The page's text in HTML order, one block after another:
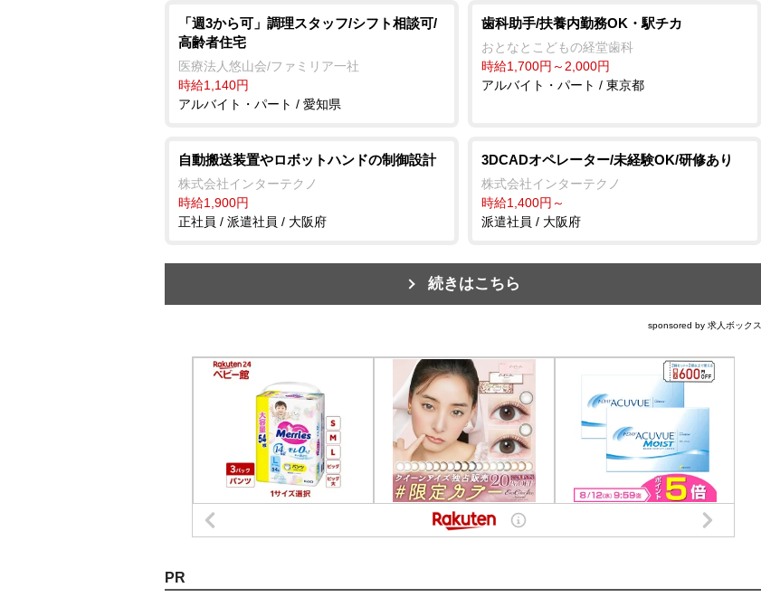
「週3から可」調理スタッフ/シフト相談可/
高齢者住宅
医療法人悠山会/ファミリア一社
時給1,140円
アルバイト・パート / 愛知県
歯科助手/扶養内勤務OK・駅チカ
おとなとこどもの経堂歯科
時給1,700円～2,000円
アルバイト・パート / 東京都
自動搬送装置やロボットハンドの制御設計
株式会社インターテクノ
時給1,900円
正社員 / 派遣社員 / 大阪府
3DCADオペレーター/未経験OK/研修あり
株式会社インターテクノ
時給1,400円～
派遣社員 / 大阪府
続きはこちら
sponsored by 求人ボックス
PR